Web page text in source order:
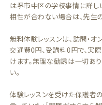
は堺市中区の学校事情に詳し
相性が合わない場合は、先生
無料体験レッスンは、訪問・オ
交通費0円、受講料0円で、実
けます。無理な勧誘は一切あ
い。
体験レッスンを受けた保護者の